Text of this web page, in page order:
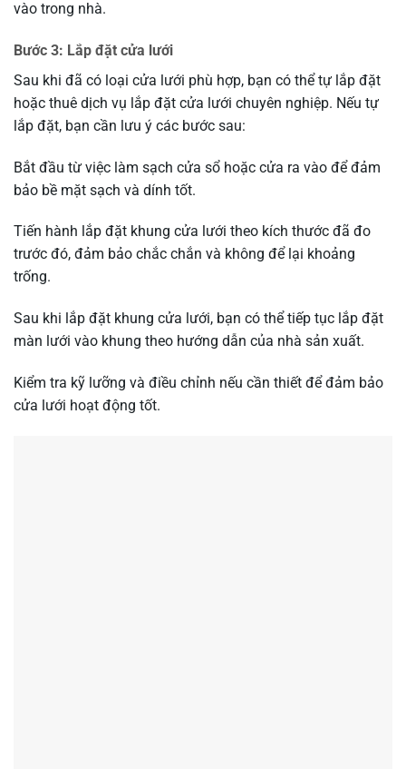
vào trong nhà.
Bước 3: Lắp đặt cửa lưới
Sau khi đã có loại cửa lưới phù hợp, bạn có thể tự lắp đặt
hoặc thuê dịch vụ lắp đặt cửa lưới chuyên nghiệp. Nếu tự
lắp đặt, bạn cần lưu ý các bước sau:
Bắt đầu từ việc làm sạch cửa sổ hoặc cửa ra vào để đảm
bảo bề mặt sạch và dính tốt.
Tiến hành lắp đặt khung cửa lưới theo kích thước đã đo
trước đó, đảm bảo chắc chắn và không để lại khoảng
trống.
Sau khi lắp đặt khung cửa lưới, bạn có thể tiếp tục lắp đặt
màn lưới vào khung theo hướng dẫn của nhà sản xuất.
Kiểm tra kỹ lưỡng và điều chỉnh nếu cần thiết để đảm bảo
cửa lưới hoạt động tốt.